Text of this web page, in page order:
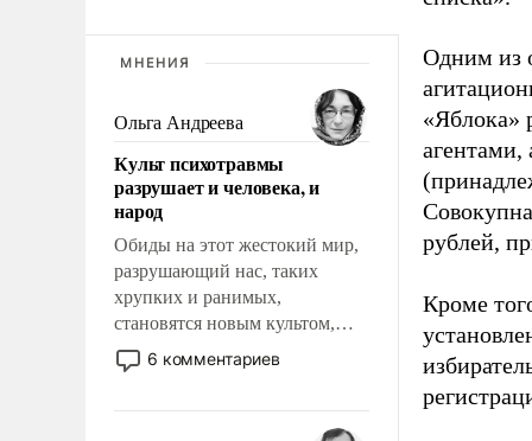
МНЕНИЯ
Ольга Андреева
Культ психотравмы
разрушает и человека, и
народ
Обиды на этот жестокий мир,
разрушающий нас, таких
хрупких и ранимых,
становятся новым культом,
постепенно вытесняя и
отменяя традиционное
мужественным и твердым под
6 комментариев
Одним из
«Яблока»
агентами,
рублей,
Кроме